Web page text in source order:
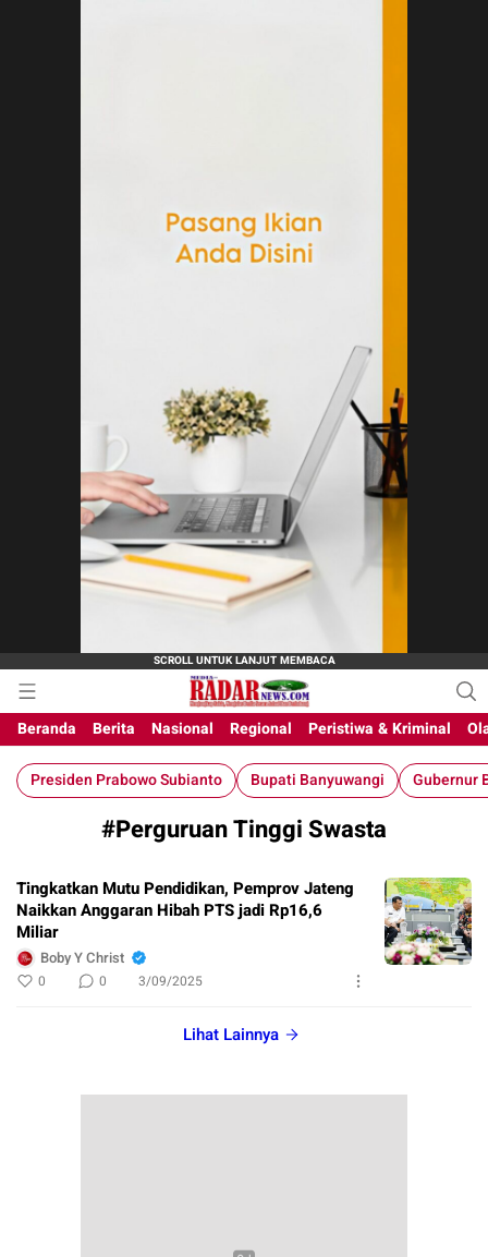
M-Radar News
media online
Beranda
Berita Nasional Regional Peristiwa & Kriminal
Presiden Prabowo Subianto Bupati Banyuwangi Gubernur
#Perguruan Tinggi Swasta
Tingkatkan Mutu Pendidikan, Pemprov Jateng
Naikkan Anggaran Hibah PTS jadi Rp16,6
Miliar
Boby Y Christ
0 0 3/09/2025
Lihat Lainnya